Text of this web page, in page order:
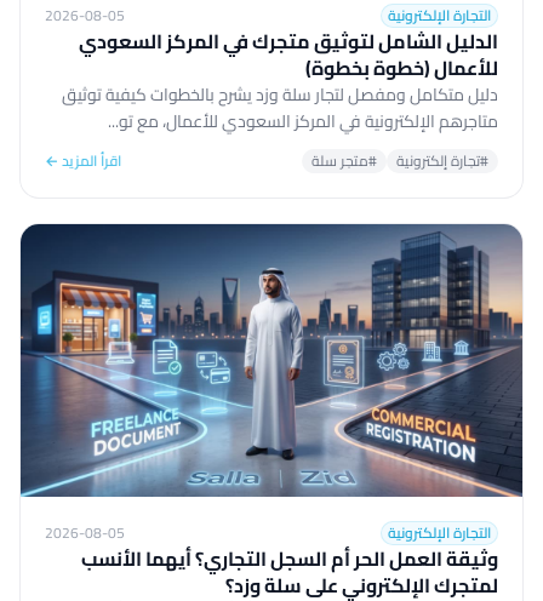
التجارة الإلكترونية 2026-08-05
الدليل الشامل لتوثيق متجرك في المركز السعودي
للأعمال (خطوة بخطوة)
دليل متكامل ومفصل لتجار سلة وزد يشرح بالخطوات كيفية توثيق
متاجرهم الإلكترونية في المركز السعودي للأعمال، مع تو...
#تجارة إلكترونية #متجر سلة اقرأ المزيد ←
التجارة الإلكترونية 2026-08-05
وثيقة العمل الحر أم السجل التجاري؟ أيهما الأنسب
لمتجرك الإلكتروني على سلة وزد؟